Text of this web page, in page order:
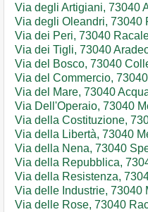
Via degli Artigiani, 73040
Via degli Oleandri, 73040
Via dei Peri, 73040
Via dei Tigli, 73040
Via del Bosco, 73040
Via del Commercio,
Via del Mare, 73040
Via Dell'Operaio, 73040
Via della Costituzione,
Via della Libertà, 73040
Via della Nena, 73040
Via della Repubblica,
Via della Resistenza,
Via delle Industrie, 73040
Via delle Rose, 73040